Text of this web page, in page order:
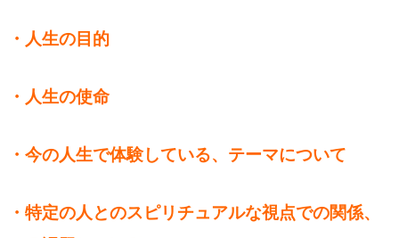
・人生の目的
・人生の使命
・今の人生で体験している、テーマについて
・特定の人とのスピリチュアルな視点での関係、